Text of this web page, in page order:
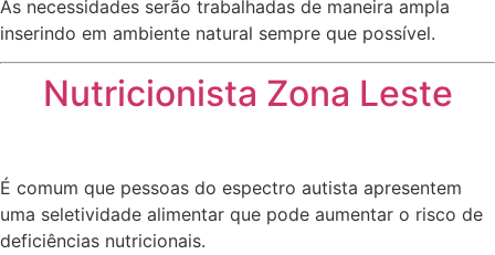
As necessidades serão trabalhadas de maneira ampla
inserindo em ambiente natural sempre que possível.
Nutricionista Zona Leste
É comum que pessoas do espectro autista apresentem
uma seletividade alimentar que pode aumentar o risco de
deficiências nutricionais.